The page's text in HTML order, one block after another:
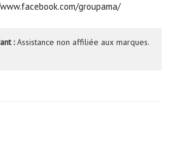
groupama/
:Assistance non affiliée aux marques.